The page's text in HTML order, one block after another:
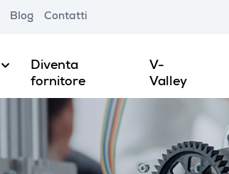
Blog Contatti
Diventa
fornitore
V-
Valley